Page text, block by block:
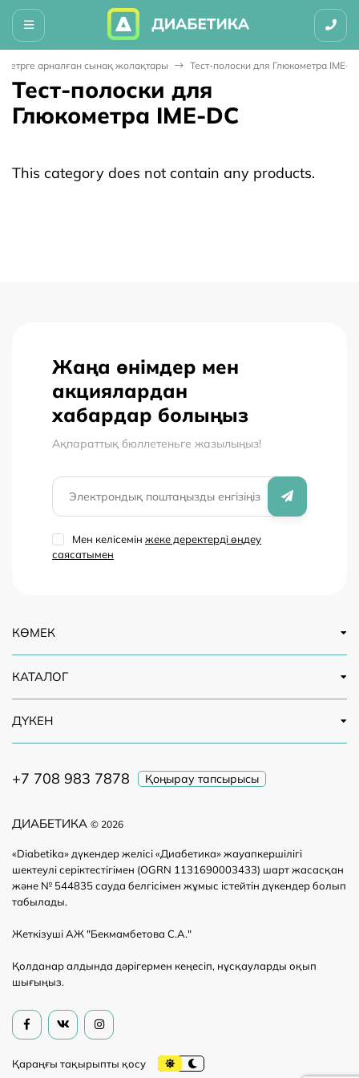
арналған сынақ жолақтары Тест-полоски для Глюкометра IME-
Тест-полоски для
Глюкометра IME-DC
This category does not contain any products.
Жаңа өнімдер мен
акциялардан
хабардар болыңыз
Ақпараттық бюллетеньге жазылыңыз!
Мен келісемін жеке деректерді өңдеу
саясатымен
ДИАБЕТИКА © 2026
«Diabetika» дүкендер желісі «Диабетика» жауапкершілігі
шектеулі серіктестігімен (OGRN 1131690003433) шарт жасасқан
және № 544835 сауда белгісімен жұмыс істейтін дүкендер болып
табылады.
Жеткізуші АЖ "Бекмамбетова С.А."
Қолданар алдында дәрігермен кеңесіп, нұсқауларды оқып
шығыңыз.
КӨМЕК
КАТАЛОГ
ДҮКЕН
+7 708 983 7878 Қоңырау тапсырысы